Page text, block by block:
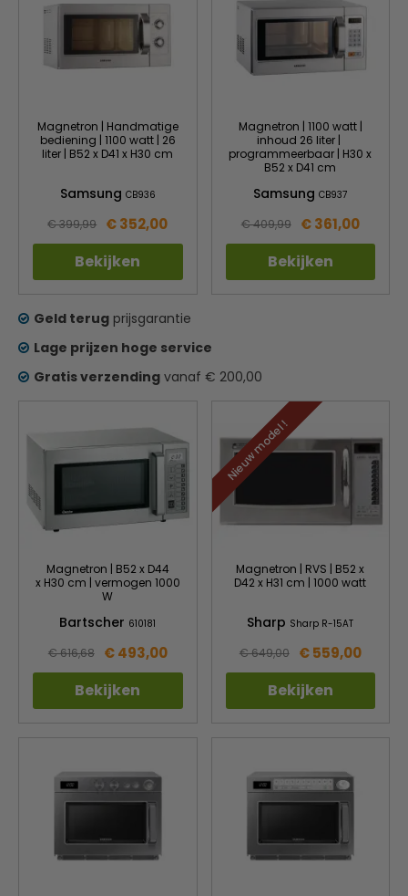
Magnetron | Handmatige
bediening | 1100 watt | 26
liter | B52 x D41 x H30 cm
Samsung CB936
€ 399,99 € 352,00
Bekijken
Magnetron | 1100 watt |
inhoud 26 liter |
programmeerbaar | H30 x
B52 x D41 cm
SamsungCB937
€ 409,99 € 361,00
Bekijken
Magnetron | B52 x D44
x H30 cm | vermogen 1000
W
Bartscher 610181
€ 616,68 € 493,00
Bekijken
Nieuw model !
Magnetron | RVS | B52 x
D42 x H31 cm | 1000 watt
Sharp Sharp R-15AT
€ 649,00 € 559,00
Bekijken
Geld terug prijsgarantie
Lage prijzen hoge service
Gratis verzending vanaf € 200,00